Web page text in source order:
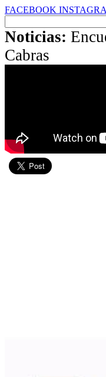
FACEBOOK
por:
Noticias:
Cabras